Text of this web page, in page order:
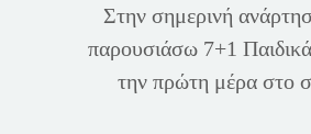
Στην σημερινή
παρουσιάσω 7+1 Παιδικά
την πρώτη μέρα στο